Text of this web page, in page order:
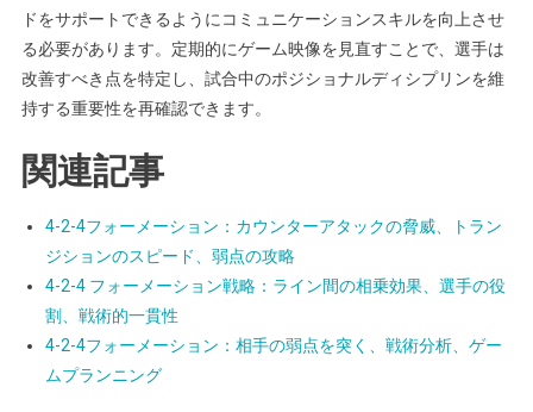
ドをサポートできるようにコミュニケーションスキルを向上させ
る必要があります。定期的にゲーム映像を見直すことで、選手は
改善すべき点を特定し、試合中のポジショナルディシプリンを維
持する重要性を再確認できます。
関連記事
4-2-4フォーメーション：カウンターアタックの脅威、トラン
ジションのスピード、弱点の攻略
4-2-4 フォーメーション戦略：ライン間の相乗効果、選手の役
割、戦術的一貫性
4-2-4フォーメーション：相手の弱点を突く、戦術分析、ゲー
ムプランニング